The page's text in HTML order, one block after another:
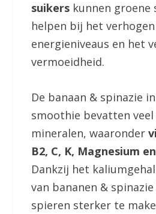
suikers kunnen groene
helpen bij het
energieniveaus en het
vermoeidheid.
De banaan & spinazie
smoothie bevatten
mineralen, waaronder
B2, C, K, Magnesium
Dankzij het
van bananen &
spieren sterker te